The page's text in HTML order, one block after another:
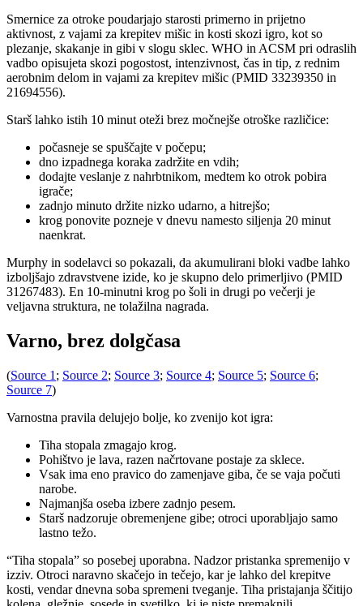
Smernice za otroke poudarjajo starosti primerno in prijetno
aktivnost, z vajami za krepitev mišic in kosti skozi igro, kot so
plezanje, skakanje in gibi v slogu sklec. WHO in ACSM pri odraslih
vadbo opisujeta skozi pogostost, intenzivnost, čas in tip, z rednim
aerobnim delom in vajami za krepitev mišic (PMID 33239350 in
21694556).
Starš lahko istih 10 minut oteži brez močnejše otroške različice:
počasneje se spuščajte v počepu;
dno izpadnega koraka zadržite en vdih;
dodajte veslanje z nahrbtnikom, medtem ko otrok pobira
igrače;
zadnjo minuto držite nizko udarno, a hitrejšo;
krog ponovite pozneje v dnevu namesto siljenja 20 minut
naenkrat.
Murphy in sodelavci so pokazali, da akumulirani bloki vadbe lahko
izboljšajo zdravstvene izide, ko je skupno delo primerljivo (PMID
31267483). En 10-minutni krog po šoli in drugi po večerji je
veljavna struktura, ne tolažilna nagrada.
Varno, brez dolgčasa
(Source 1 ; Source 2; Source 3; Source 4; Source 5; Source 6;
Source 7)
Varnostna pravila delujejo bolje, ko zvenijo kot igra:
Tiha stopala zmagajo krog.
Pohištvo je lava, razen načrtovane postaje za sklece.
Vsak ima eno pravico do zamenjave giba, če se vaja počuti
narobe.
Najmanjša oseba izbere zadnjo pesem.
Starš nadzoruje obremenjene gibe; otroci uporabljajo samo
lastno težo.
“Tiha stopala” so posebej uporabna. Nadzor pristanka spremenijo v
izziv. Otroci naravno skačejo in tečejo, kar je lahko del krepitve
kosti, vendar dnevna soba spremeni tveganje. Tiha pristajanja ščitijo